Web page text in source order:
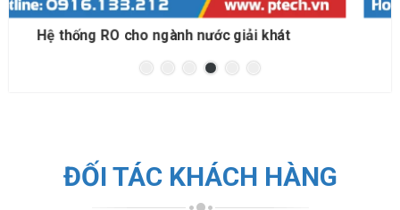
Hệ thống RO cho đóng bình đóng chai
ĐỐI TÁC KHÁCH HÀNG